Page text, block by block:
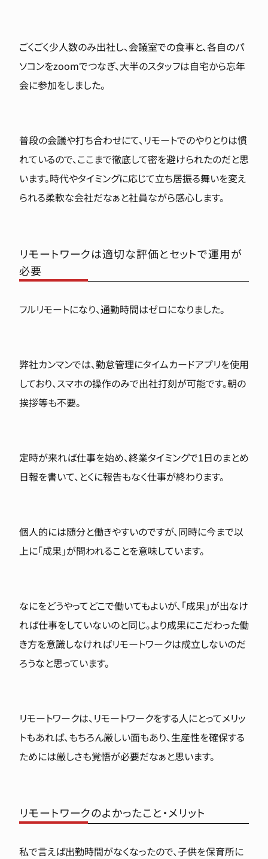
ごくごく少人数のみ出社し、会議室での食事と、各自のパ
ソコンをzoomでつなぎ、大半のスタッフは自宅から忘年
会に参加をしました。
普段の会議や打ち合わせにて、リモートでのやりとりは慣
れているので、ここまで徹底して密を避けられたのだと思
います。時代やタイミングに応じて立ち居振る舞いを変え
られる柔軟な会社だなぁと社員ながら感心します。
リモートワークは適切な評価とセットで運用が
必要
フルリモートになり、通勤時間はゼロになりました。
弊社カンマンでは、勤怠管理にタイムカードアプリを使用
しており、スマホの操作のみで出社打刻が可能です。朝の
挨拶等も不要。
定時が来れば仕事を始め、終業タイミングで1日のまとめ
日報を書いて、とくに報告もなく仕事が終わります。
個人的には随分と働きやすいのですが、同時に今まで以
上に「成果」が問われることを意味しています。
なにをどうやってどこで働いてもよいが、「成果」が出なけ
れば仕事をしていないのと同じ。より成果にこだわった働
き方を意識しなければリモートワークは成立しないのだ
ろうなと思っています。
リモートワークは、リモートワークをする人にとってメリッ
トもあれば、もちろん厳しい面もあり、生産性を確保する
ためには厳しさも覚悟が必要だなぁと思います。
リモートワークのよかったこと・メリット
私で言えば出勤時間がなくなったので、子供を保育所に